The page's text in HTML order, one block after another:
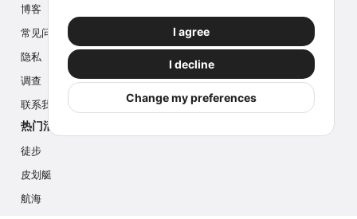
I agree
I decline
Change my preferences
博客
常见问题
隐私
调查
联系我们
热门活动
徒步
皮划艇
航海